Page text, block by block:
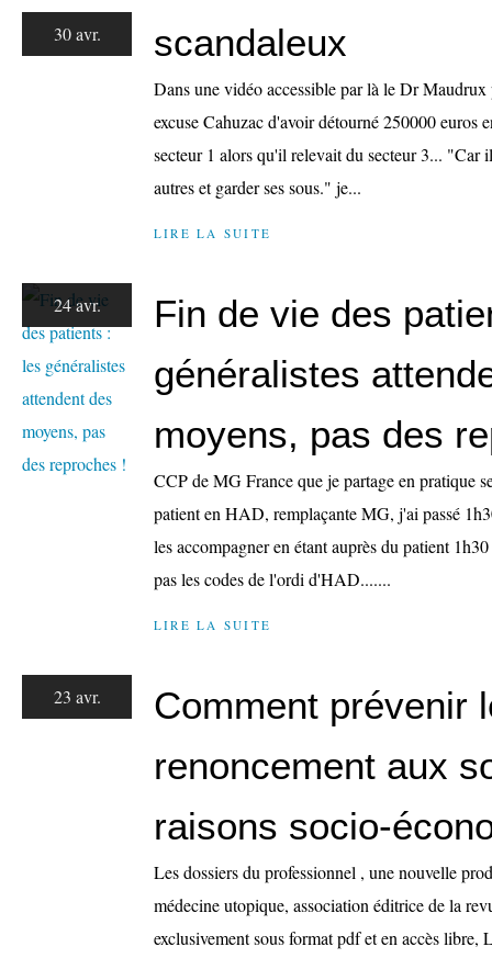
30 avr. scandaleux
Dans une vidéo accessible par là le Dr
excuse Cahuzac d'avoir détourné 250000 euros
secteur 1 alors qu'il relevait du secteur 3... "Car
autres et garder ses sous." je...
LIRE LA SUITE
24 avr.
Fin de vie des
généralistes
moyens, pas des
CCP de MG France que je partage en pratique
patient en HAD, remplaçante MG, j'ai passé
les accompagner en étant auprès du patient
pas les codes de l'ordi d'HAD.......
LIRE LA SUITE
23 avr.
Comment prévenir
renoncement aux
raisons socio-
Les dossiers du professionnel , une nouvelle
médecine utopique, association éditrice de la
exclusivement sous format pdf et en accès libre,